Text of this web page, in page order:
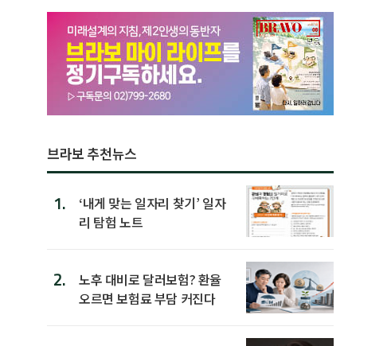
브라보 추천뉴스
1.
‘내게 맞는 일자리 찾기’ 일자
리 탐험 노트
2.
노후 대비로 달러보험? 환율
오르면 보험료 부담 커진다